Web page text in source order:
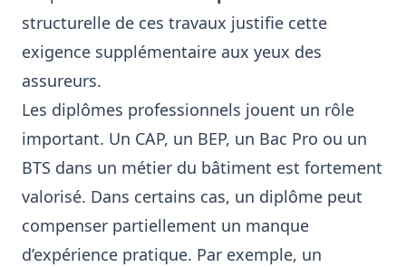
structurelle de ces travaux justifie cette
exigence supplémentaire aux yeux des
assureurs.
Les diplômes professionnels jouent un rôle
important. Un CAP, un BEP, un Bac Pro ou un
BTS dans un métier du bâtiment est fortement
valorisé. Dans certains cas, un diplôme peut
compenser partiellement un manque
d’expérience pratique. Par exemple, un